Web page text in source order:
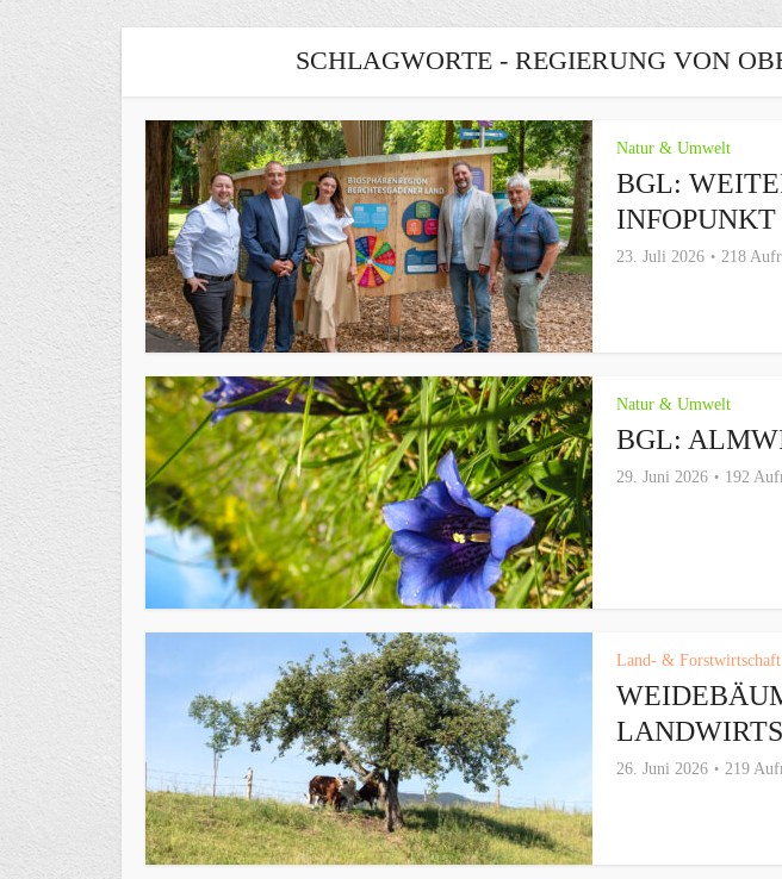
SCHLAGWORTE - REGIERUNG VON
Natur & Umwelt
BGL:
INFOPUNKT
23. Juli 2026 218
Natur & Umwelt
BGL:
29. Juni 2026 192
Land- & Forstwirtschaft
26. Juni 2026 219